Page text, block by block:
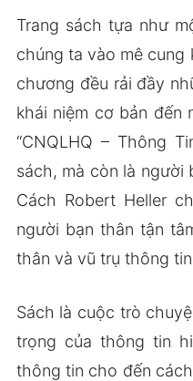
Trang sách tựa như
chúng ta vào mê
chương đều rải đầy
khái niệm cơ bản đến
“CNQLHQ – Thông
sách, mà còn là người
Cách Robert Heller
người bạn thân tận
thân và vũ trụ thông
Sách là cuộc trò
trọng của thông tin
thông tin cho đến